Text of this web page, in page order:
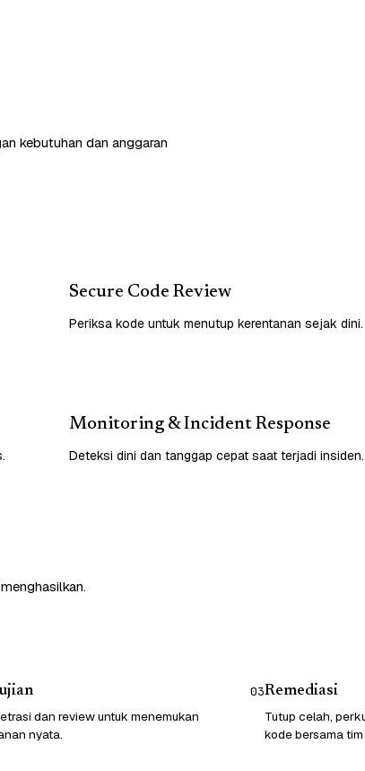
kebutuhan dan anggaran
Secure Code Review
Periksa kode untuk menutup kerentanan sejak dini.
Monitoring & Incident Response
Deteksi dini dan tanggap cepat saat terjadi insiden.
dan review untuk menemukan
nyata.
03Remediasi
Tutup celah,
kode bersama